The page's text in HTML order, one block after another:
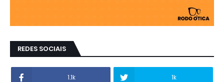
REDES SOCIAIS
1.1k 1k